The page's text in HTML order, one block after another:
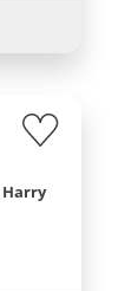
Harry